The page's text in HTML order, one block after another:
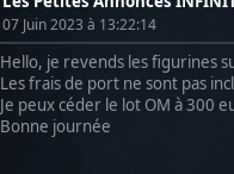
07 Juin 2023 à 13:22:14
Hello, je revends les figurines
Les frais de port ne sont pas
Je peux céder le lot OM à 300
Bonne journée